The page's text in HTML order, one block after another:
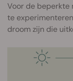
Voor de beperkte
te
droom zijn die